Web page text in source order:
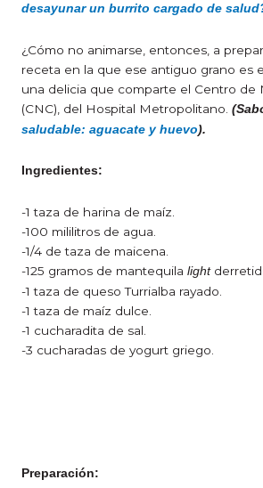
desayunar un burrito cargado de
¿Cómo no animarse, entonces, a
receta en la que ese antiguo grano es
una delicia que comparte el Centro de
(CNC), del Hospital Metropolitano.
saludable: aguacate y huevo).
Ingredientes:
-1 taza de harina de maíz.
-100 mililitros de agua.
-1/4 de taza de maicena.
-125 gramos de mantequila light
-1 taza de queso Turrialba rayado.
-1 taza de maíz dulce.
-1 cucharadita de sal.
-3 cucharadas de yogurt griego.
Preparación: